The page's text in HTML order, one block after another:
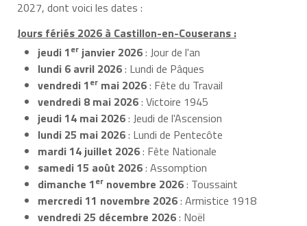
2027, dont voici les dates :
Jours fériés 2026 à Castillon-en-Couserans :
jeudi 1er janvier 2026: Jour de l'an
lundi 6 avril 2026: Lundi de Pâques
vendredi 1er mai 2026: Fête du Travail
vendredi 8 mai 2026: Victoire 1945
jeudi 14 mai 2026: Jeudi de l'Ascension
lundi 25 mai 2026: Lundi de Pentecôte
mardi 14 juillet 2026: Fête Nationale
samedi 15 août 2026: Assomption
dimanche 1er novembre 2026: Toussaint
mercredi 11 novembre 2026: Armistice 1918
vendredi 25 décembre 2026: Noël